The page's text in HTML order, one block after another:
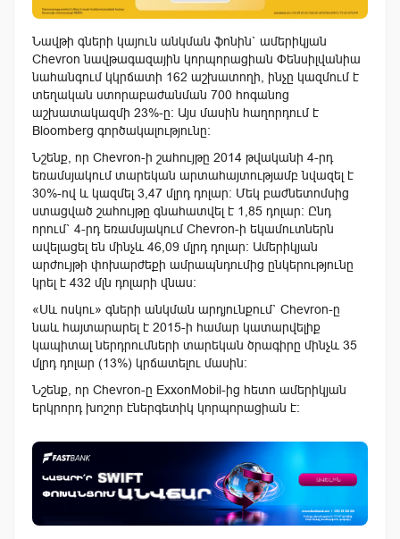
Նավթի գների կայուն անկման ֆոնին` ամերիկյան
Chevron նավթագազային կորպորացիան Փենսիլվանիա
նահանգում կկրճատի 162 աշխատողի, ինչը կազմում է
տեղական ստորաբաժանման 700 հոգանոց
աշխատակազմի 23%-ը: Այս մասին հաղորդում է
Bloomberg գործակալությունը:
Նշենք, որ Chevron-ի շահույթը 2014 թվականի 4-րդ
եռամսյակում տարեկան արտահայտությամբ նվազել է
30%-ով և կազմել 3,47 մլրդ դոլար: Մեկ բաժնետոմսից
ստացված շահույթը գնահատվել է 1,85 դոլար: Ընդ
որում` 4-րդ եռամսյակում Chevron-ի եկամուտներն
ավելացել են մինչև 46,09 մլրդ դոլար: Ամերիկյան
արժույթի փոխարժեքի ամրապնդումից ընկերությունը
կրել է 432 մլն դոլարի վնաս:
«Սև ոսկու» գների անկման արդյունքում` Chevron-ը
նաև հայտարարել է 2015-ի համար կատարվելիք
կապիտալ ներդրումների տարեկան ծրագիրը մինչև 35
մլրդ դոլար (13%) կրճատելու մասին:
Նշենք, որ Chevron-ը ExxonMobil-ից հետո ամերիկյան
երկրորդ խոշոր էներգետիկ կորպորացիան է: